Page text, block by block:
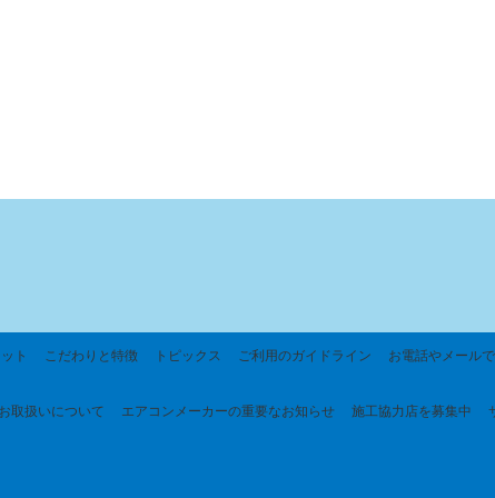
ト こだわりと特徴 トピックス ご利用のガイドライン お電話やメール
取扱いについて エアコンメーカーの重要なお知らせ 施工協力店を募集中